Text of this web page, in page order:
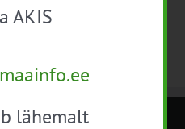
AKIS
lähemalt